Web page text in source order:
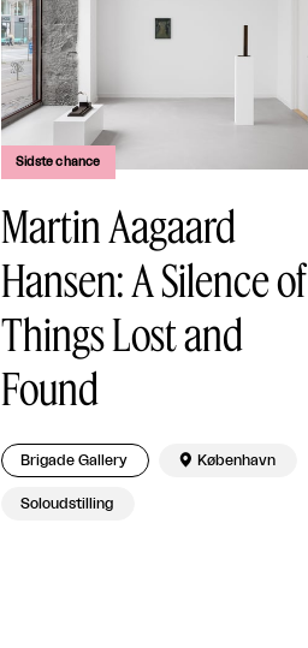
Sidste chance
Martin Aagaard
Hansen: A Silence of
Things Lost and
Found
Brigade Gallery  København
Soloudstilling